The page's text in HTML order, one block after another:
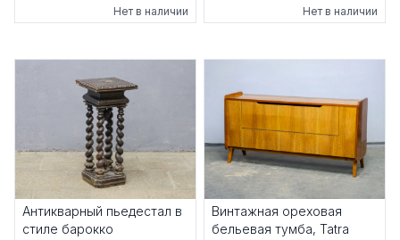
Нет в наличии Нет в наличии
Антикварный пьедестал в
стиле барокко
Винтажная ореховая
бельевая тумба, Tatra